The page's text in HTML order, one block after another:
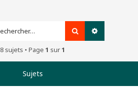
Rechercher
8 sujets • Page 1 sur1
Sujets